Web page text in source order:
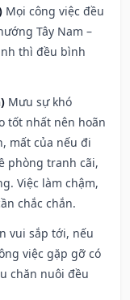
Mọi công việc đều
Tây Nam –
thì đều bình
Mưu sự khó
tốt nhất nên hoãn
mất của nếu đi
phòng tranh cãi,
Việc làm chậm,
chắc chắn.
vui sắp tới, nếu
việc gặp gỡ có
chăn nuôi đều